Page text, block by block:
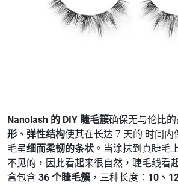
Nanolash 的 DIY 睫毛簇确保无与伦比
形、弹性结构使其在长达 7 天的 时间内
毛呈细而柔韧的条状 。当涂抹到真睫毛
不见的，因此看起来很自然，睫毛线看
盒包含 36 个睫毛簇 ，三种长度： 10、